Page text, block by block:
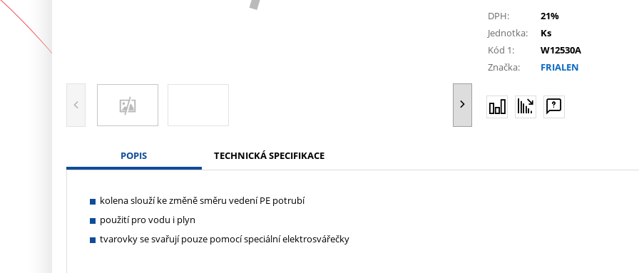
DPH:
21%
Jednotka:
Ks
Kód 1:
W12530A
Značka:
FRIALEN
POPIS TECHNICKÁ SPECIFIKACE
kolena slouží ke změně směru vedení PE potrubí
použití pro vodu i plyn
tvarovky se svařují pouze pomocí speciální elektrosvářečky